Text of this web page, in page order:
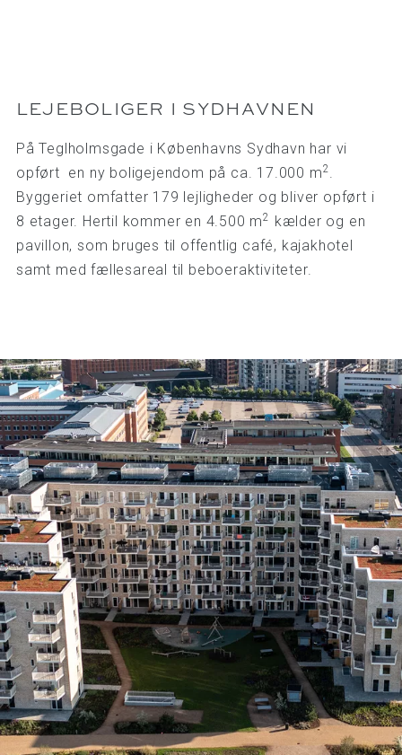
LEJEBOLIGER I SYDHAVNEN
På Teglholmsgade i Københavns Sydhavn har vi
opført en ny boligejendom på ca. 17.000 m2.
Byggeriet omfatter 179 lejligheder og bliver opført i
8 etager. Hertil kommer en 4.500 m2 kælder og en
pavillon, som bruges til offentlig café, kajakhotel
samt med fællesareal til beboeraktiviteter.